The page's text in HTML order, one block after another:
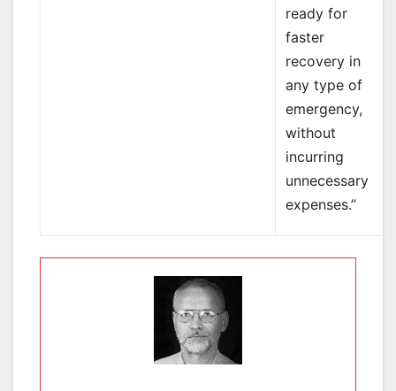
ready for
faster
recovery in
any type of
emergency,
without
incurring
unnecessary
expenses.”